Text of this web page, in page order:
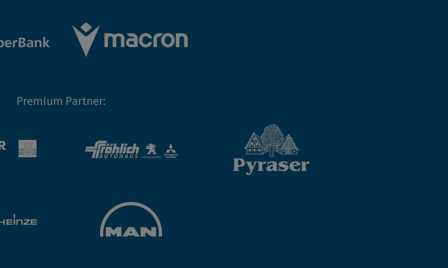
Premium Partner: